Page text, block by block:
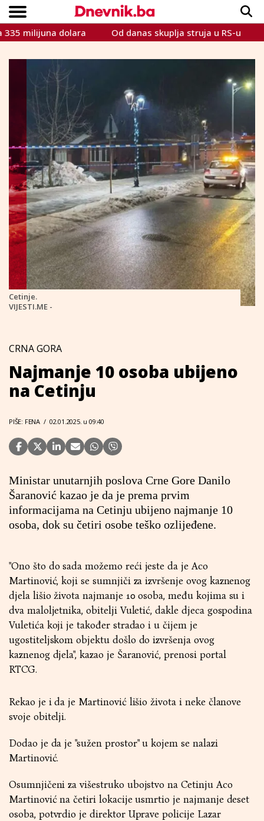
VIJESTI
SPORT
INTERVIEW
TEME
CRNA KRONIKA
LIFESTYLE
Copyright © Dnevnik.ba 2023.
dolara Od danas skuplja struja u RS-u
Cetinje.
VIJESTI.ME -
CRNA GORA
Najmanje 10 osoba ubijeno
na Cetinju
PIŠE: FENA / 02.01.2025. u 09:40
Ministar unutarnjih poslova Crne Gore Danilo
Šaranović kazao je da je prema prvim
informacijama na Cetinju ubijeno najmanje 10
osoba, dok su četiri osobe teško ozlijeđene.
"Ono što do sada možemo reći jeste da je Aco
Martinović, koji se sumnjiči za izvršenje ovog kaznenog
djela lišio života najmanje 10 osoba, među kojima su i
dva maloljetnika, obitelji Vuletić, dakle djeca gospodina
Vuletića koji je također stradao i u čijem je
ugostiteljskom objektu došlo do izvršenja ovog
kaznenog djela", kazao je Šaranović, prenosi portal
RTCG.
Rekao je i da je Martinović lišio života i neke članove
svoje obitelji.
Dodao je da je "sužen prostor" u kojem se nalazi
Martinović.
Osumnjičeni za višestruko ubojstvo na Cetinju Aco
Martinović na četiri lokacije usmrtio je najmanje deset
osoba, potvrdio je direktor Uprave policije Lazar